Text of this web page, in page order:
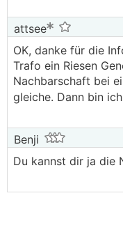
attsee
OK, danke für die
Trafo ein Riesen
Nachbarschaft bei
gleiche. Dann bin
Benji
Du kannst dir ja die